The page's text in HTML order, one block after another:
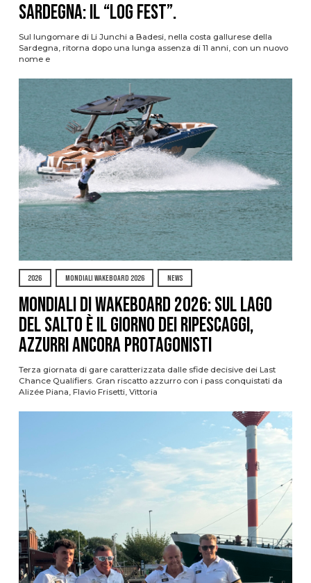
Sardegna: il “Log Fest”.
Sul lungomare di Li Junchi a Badesi, nella costa gallurese della
Sardegna, ritorna dopo una lunga assenza di 11 anni, con un nuovo
nome e
2026 MONDIALI WAKEBOARD 2026 NEWS
Mondiali di Wakeboard 2026: sul Lago
del Salto è il giorno dei ripescaggi,
azzurri ancora protagonisti
Terza giornata di gare caratterizzata dalle sfide decisive dei Last
Chance Qualifiers. Gran riscatto azzurro con i pass conquistati da
Alizée Piana, Flavio Frisetti, Vittoria